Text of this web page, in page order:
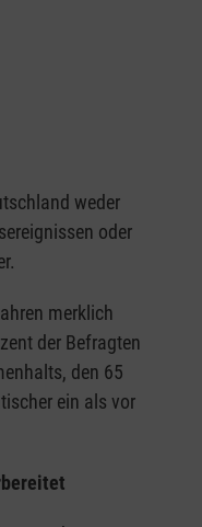
weder
oder
merklich
der Befragten
den 65
ein als vor